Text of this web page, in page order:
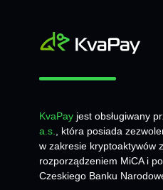
KvaPay jest obsługiwany
a.s.
, która posiada
w zakresie kryptoaktywów
rozporządzeniem MiCA i
Czeskiego Banku